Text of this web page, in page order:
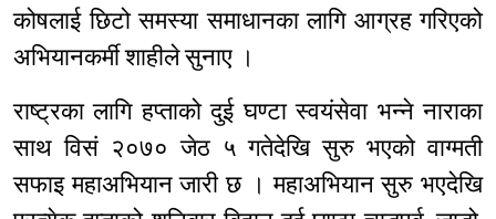
कोषलाई छिटो समस्या समाधानका लागि आग्रह गरिएको
अभियानकर्मी शाहीले सुनाए ।
राष्ट्रका लागि हप्ताको दुई घण्टा स्वयंसेवा भन्ने नाराका
साथ विसं २०७० जेठ ५ गतेदेखि सुरु भएको वाग्मती
सफाइ महाअभियान जारी छ । महाअभियान सुरु भएदेखि